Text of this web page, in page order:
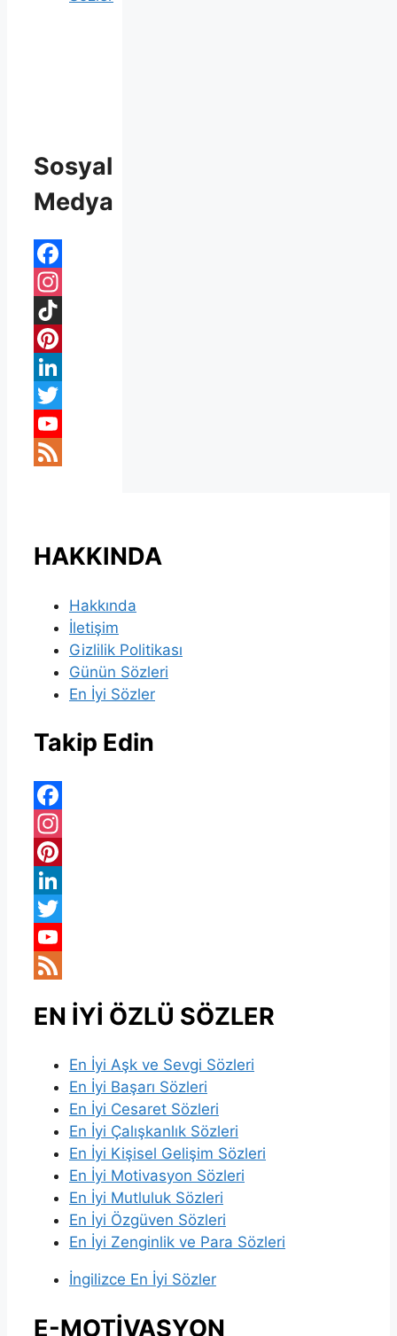
Sosyal
Medya
Facebook
Instagram
TikTok
Pinterest
LinkedIn
Twitter
YouTube
HAKKINDA
Hakkında
İletişim
Gizlilik Politikası
Günün Sözleri
En İyi Sözler
Takip Edin
Facebook
Instagram
Pinterest
LinkedIn
Twitter
YouTube
EN İYİ ÖZLÜ SÖZLER
En İyi Aşk ve Sevgi Sözleri
En İyi Başarı Sözleri
En İyi Cesaret Sözleri
En İyi Çalışkanlık Sözleri
En İyi Kişisel Gelişim Sözleri
En İyi Motivasyon Sözleri
En İyi Mutluluk Sözleri
En İyi Özgüven Sözleri
En İyi Zenginlik ve Para Sözleri
İngilizce En İyi Sözler
E-MOTİVASYON